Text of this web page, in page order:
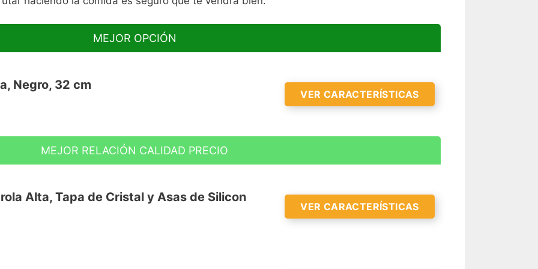
MEJOR OPCIÓN
Negro, 32 cm
VER CARACTERÍSTICAS
tricapa Teflon Classic sin PFOA
energy system)
MEJOR RELACIÓN CALIDAD PRECIO
Alta, Tapa de Cristal y Asas de Silicon
VER CARACTERÍSTICAS